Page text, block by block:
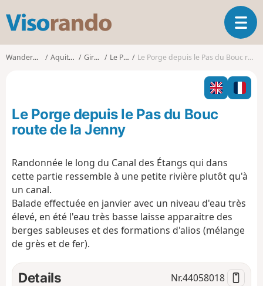
s
o
o
T
o
l
n
t
o
Wanderungen Aquitanien Gironde Le Porge Le Porge depuis le Pas du Bouc route de la Jenny
Le Porge depuis le Pas du Bouc
route de la Jenny
Randonnée le long du Canal des Étangs qui dans
cette partie ressemble à une petite rivière plutôt qu'à
un canal.
Balade effectuée en janvier avec un niveau d'eau très
élevé, en été l'eau très basse laisse apparaitre des
berges sableuses et des formations d'alios (mélange
de grès et de fer).
Details Nr.44058018